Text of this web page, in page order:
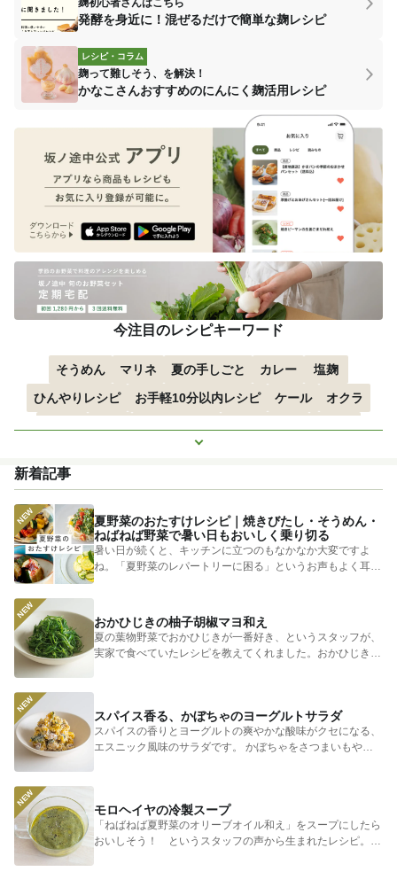
麹初心者さんはこちら
発酵を身近に！混ぜるだけで簡単な麹レシピ
レシピ・コラム
麹って難しそう、を解決！
かなこさんおすすめのにんにく麹活用レシピ
今注目のレシピキーワード
そうめん マリネ 夏の手しごと カレー
塩麹
ひんやりレシピ
お手軽10分以内レシピ ケール
オクラ
空心菜
枝豆 すずかぼちゃ つるむらさき
トマト
もっと見る
新着記事
夏野菜のおたすけレシピ｜焼きびたし・そうめん・
ねばねば野菜で暑い日もおいしく乗り切る
暑い日が続くと、キッチンに立つのもなかなか大変ですよ
ね。「夏野菜のレパートリーに困る」というお声もよく耳に
します。 そ...
おかひじきの柚子胡椒マヨ和え
夏の葉物野菜でおかひじきが一番好き、というスタッフが、
実家で食べていたレシピを教えてくれました。おかひじきの
スパイス香る、かぼちゃのヨーグルトサラダ
スパイスの香りとヨーグルトの爽やかな酸味がクセになる、
エスニック風味のサラダです。 かぼちゃをさつまいもやじ
モロヘイヤの冷製スープ
「ねばねば夏野菜のオリーブオイル和え」をスープにしたら
おいしそう！ というスタッフの声から生まれたレシピ。つ